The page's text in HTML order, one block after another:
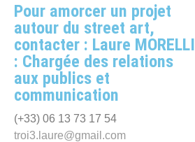
Pour amorcer un projet
autour du street art,
contacter : Laure MORELLI
: Chargée des relations
aux publics et
communication
(+33) 06 13 73 17 54
troi3.laure@gmail.com